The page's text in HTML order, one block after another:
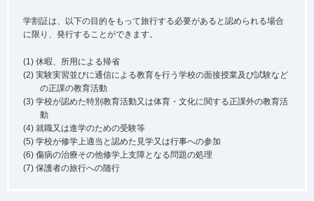
学割証は、以下の目的をもって旅行する必要があると認められる場合
に限り、発行することができます。
(1) 休暇、所用による帰省
(2) 実験実習並びに通信による教育を行う学校の面接授業及び試験など
の正課の教育活動
(3) 学校が認めた特別教育活動又は体育・文化に関する正課外の教育活
動
(4) 就職又は進学のための受験等
(5) 学校が修学上適当と認めた見学又は行事への参加
(6) 傷病の治療その他修学上支障となる問題の処理
(7) 保護者の旅行への随行